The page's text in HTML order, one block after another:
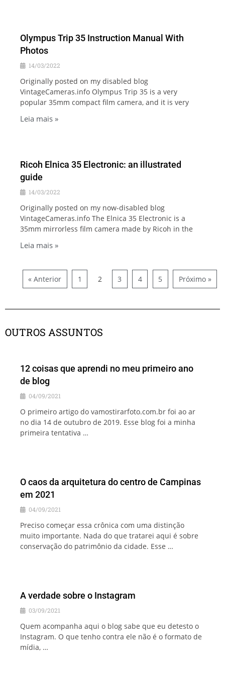
Olympus Trip 35 Instruction Manual With
Photos
14/03/2022
Originally posted on my disabled blog
VintageCameras.info Olympus Trip 35 is a very
popular 35mm compact film camera, and it is very
Leia mais »
Ricoh Elnica 35 Electronic: an illustrated
guide
14/03/2022
Originally posted on my now-disabled blog
VintageCameras.info The Elnica 35 Electronic is a
35mm mirrorless film camera made by Ricoh in the
Leia mais »
« Anterior 1 2 3 4 5 Próximo »
OUTROS ASSUNTOS
12 coisas que aprendi no meu primeiro ano
de blog
04/09/2021
O primeiro artigo do vamostirarfoto.com.br foi ao ar
no dia 14 de outubro de 2019. Esse blog foi a minha
primeira tentativa …
O caos da arquitetura do centro de Campinas
em 2021
04/09/2021
Preciso começar essa crônica com uma distinção
muito importante. Nada do que tratarei aqui é sobre
conservação do patrimônio da cidade. Esse …
A verdade sobre o Instagram
03/09/2021
Quem acompanha aqui o blog sabe que eu detesto o
Instagram. O que tenho contra ele não é o formato de
mídia, …